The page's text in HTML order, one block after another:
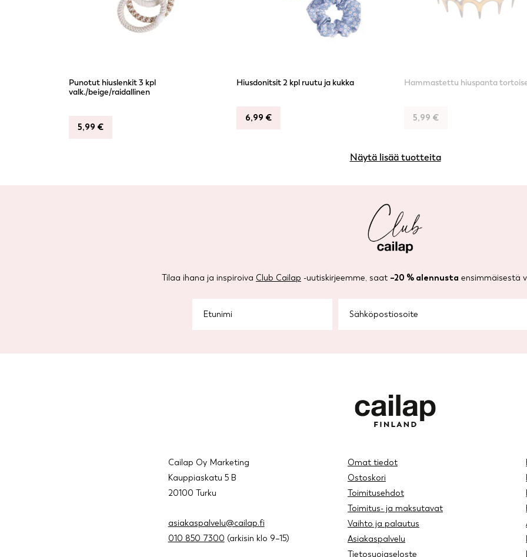
Punotut hiuslenkit 3 kpl
valk./beige/raidallinen
5,99 €
Hiusdonitsit 2 kpl ruutu ja kukka
6,99 €
Hammastettu hiuspanta
5,99 €
Näytä lisää tuotteita
Tilaa ihana ja inspiroiva Club Cailap -uutiskirjeemme, saat –20 % alennusta ensimmäisestä
Cailap Oy Marketing
Kauppiaskatu 5 B
20100 Turku
asiakaspalvelu@cailap.fi
010 850 7300 (arkisin klo 9–15)
Omat tiedot
Ostoskori
Toimitusehdot
Toimitus- ja maksutavat
Vaihto ja palautus
Asiakaspalvelu
Tietosuojaseloste